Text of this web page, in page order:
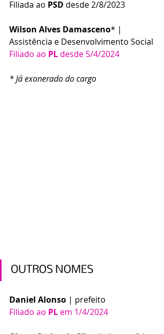
Filiada ao PSD desde 2/8/2023
Wilson Alves Damasceno* |
Assistência e Desenvolvimento Social
Filiado ao PL desde 5/4/2024
* Já exonerado do cargo
OUTROS NOMES
Daniel Alonso | prefeito
Filiado ao PL em 1/4/2024